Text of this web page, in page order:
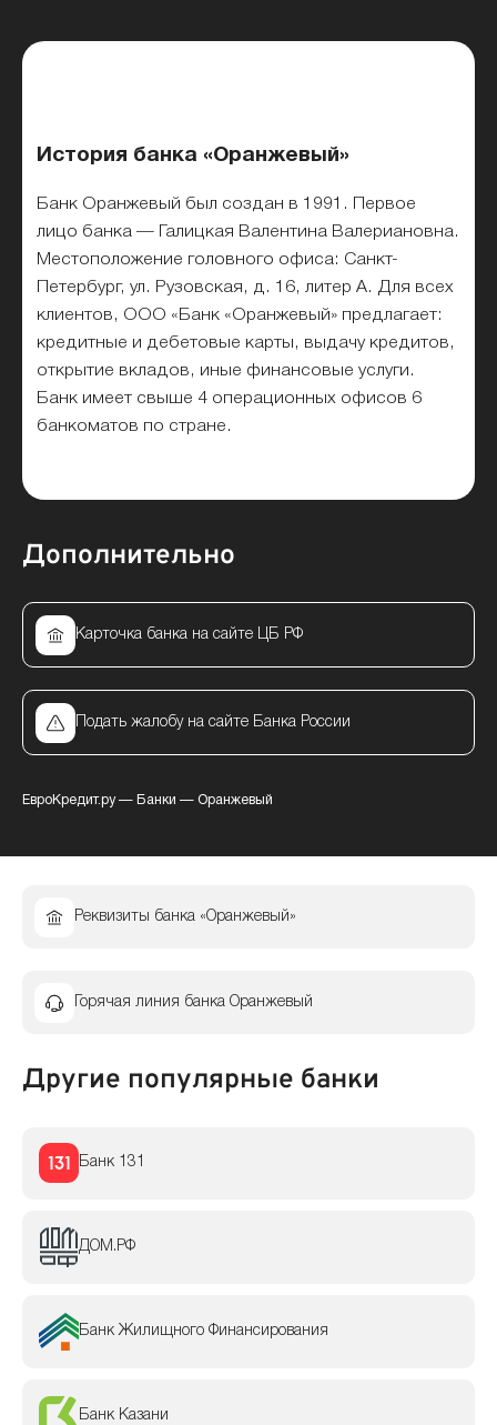
История банка «Оранжевый»
Банк Оранжевый был создан в 1991. Первое
лицо банка — Галицкая Валентина Валериановна.
Местоположение головного офиса: Санкт-
Петербург, ул. Рузовская, д. 16, литер А. Для всех
клиентов, ООО «Банк «Оранжевый» предлагает:
кредитные и дебетовые карты, выдачу кредитов,
открытие вкладов, иные финансовые услуги.
Банк имеет свыше 4 операционных офисов 6
банкоматов по стране.
Дополнительно
Карточка банка на сайте ЦБ РФ
Подать жалобу на сайте Банка России
ЕвроКредит.ру— Банки — Оранжевый
Реквизиты банка «Оранжевый»
Горячая линия банка Оранжевый
Другие популярные банки
Банк 131
ДОМ.РФ
Банк Жилищного Финансирования
Банк Казани